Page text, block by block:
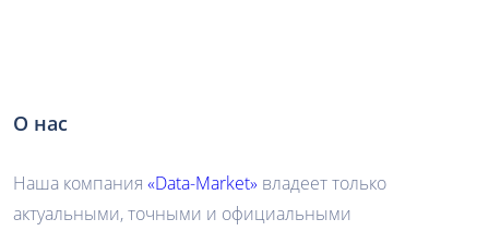
О нас
Наша компания «Data-Market» владеет только
актуальными, точными и официальными